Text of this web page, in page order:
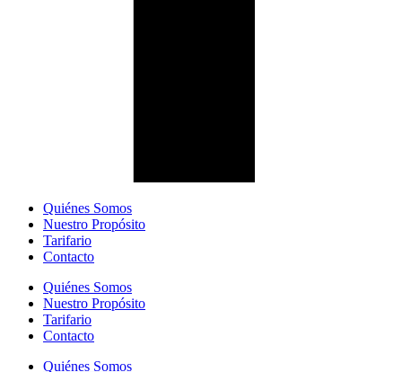
Quiénes Somos
Nuestro Propósito
Tarifario
Contacto
Quiénes Somos
Nuestro Propósito
Tarifario
Contacto
Quiénes Somos